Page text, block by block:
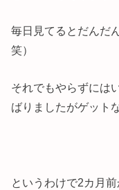
毎日見てるとだんだ
笑）
それでもやらずには
ばりましたがゲット
というわけで2カ月